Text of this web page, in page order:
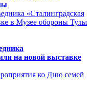
на новой выставке